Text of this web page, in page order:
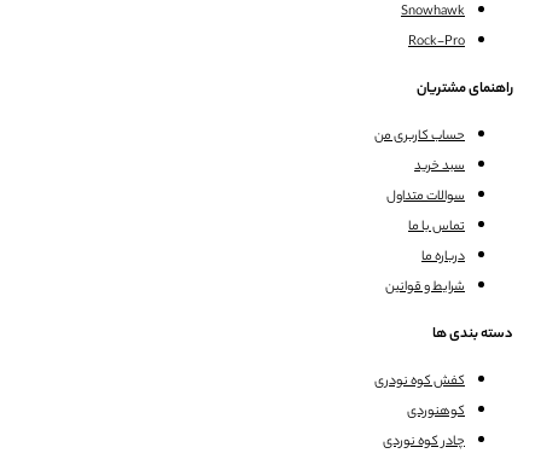
Snowhawk
Rock-Pro
راهنمای مشتریان
حساب کاربری من
سبد خرید
سوالات متداول
تماس با ما
درباره ما
شرایط و قوانین
دسته بندی ها
کفش کوه نودری
کوهنوردی
چادر کوه نوردی